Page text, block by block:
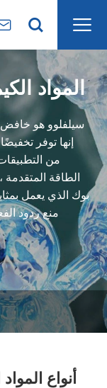
 
المواد
سيلفلوو هو
إنها توفر
من
الطاقة المتقدمة
بوك الذي يعمل
منع ردود
أنواع